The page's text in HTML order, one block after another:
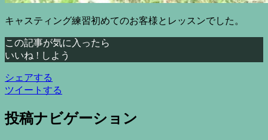
キャスティング練習初めてのお客様とレッスンでした。
この記事が気に入ったら
いいね ! しよう
シェアする
ツイートする
投稿ナビゲーション